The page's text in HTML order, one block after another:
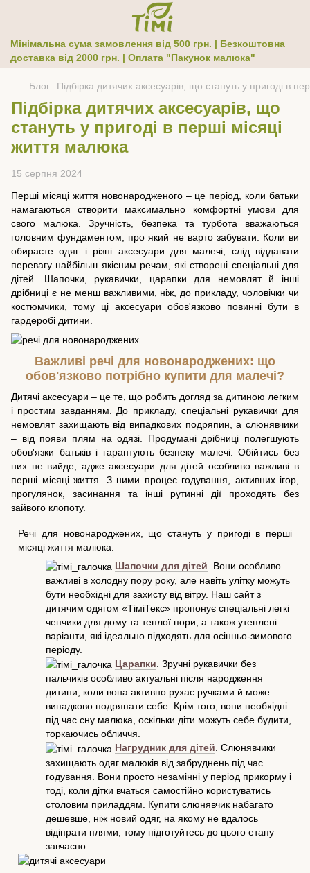
Мінімальна сума замовлення від 500 грн. | Безкоштовна
доставка від 2000 грн. | Оплата "Пакунок малюка"
Блог Підбірка дитячих аксесуарів, що стануть у пригоді в
Підбірка дитячих аксесуарів, що
стануть у пригоді в перші місяці
життя малюка
15 серпня 2024
Перші місяці життя новонародженого – це період, коли батьки
намагаються створити максимально комфортні умови для
свого малюка. Зручність, безпека та турбота вважаються
головним фундаментом, про який не варто забувати. Коли ви
обираєте одяг і різні аксесуари для малечі, слід віддавати
перевагу найбільш якісним речам, які створені спеціальні для
дітей. Шапочки, рукавички, царапки для немовлят й інші
дрібниці є не менш важливими, ніж, до прикладу, чоловічки чи
костюмчики, тому ці аксесуари обов'язково повинні бути в
гардеробі дитини.
Важливі речі для новонароджених: що
обов'язково потрібно купити для малечі?
Дитячі аксесуари – це те, що робить догляд за дитиною легким
і простим завданням. До прикладу, спеціальні рукавички для
немовлят захищають від випадкових подряпин, а слюнявчики
– від появи плям на одязі. Продумані дрібниці полегшують
обов'язки батьків і гарантують безпеку малечі. Обійтись без
них не вийде, адже аксесуари для дітей особливо важливі в
перші місяці життя. З ними процес годування, активних ігор,
прогулянок, засинання та інші рутинні дії проходять без
зайвого клопоту.
Речі для новонароджених, що стануть у пригоді в перші
місяці життя малюка:
Шапочки для дітей . Вони особливо
важливі в холодну пору року, але навіть улітку можуть
бути необхідні для захисту від вітру. Наш сайт з
дитячим одягом «ТіміТекс» пропонує спеціальні легкі
чепчики для дому та теплої пори, а також утеплені
варіанти, які ідеально підходять для осінньо-зимового
періоду.
Царапки . Зручні рукавички без
пальчиків особливо актуальні після народження
дитини, коли вона активно рухає ручками й може
випадково подряпати себе. Крім того, вони необхідні
під час сну малюка, оскільки діти можуть себе будити,
торкаючись обличчя.
Нагрудник для дітей. Слюнявчики
захищають одяг малюків від забруднень під час
годування. Вони просто незамінні у період прикорму і
тоді, коли дітки вчаться самостійно користуватись
столовим приладдям. Купити слюнявчик набагато
дешевше, ніж новий одяг, на якому не вдалось
відіпрати плями, тому підготуйтесь до цього етапу
завчасно.